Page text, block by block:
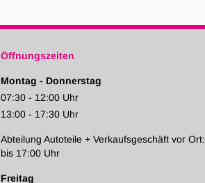
Öffnungszeiten
Montag - Donnerstag
07:30 - 12:00 Uhr
13:00 - 17:30 Uhr
Abteilung Autoteile + Verkaufsgeschäft vor Ort:
bis 17:00 Uhr
Freitag